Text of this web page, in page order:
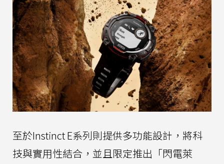
至於Instinct E系列則提供多功能設計，將科
技與實用性結合，並且限定推出「閃電萊